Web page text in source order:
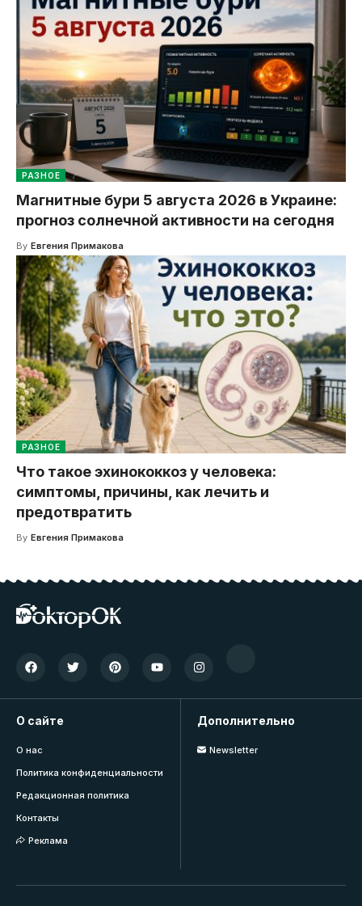
РАЗНОЕ
Магнитные бури 5 августа 2026 в Украине:
прогноз солнечной активности на сегодня
By Евгения Примакова
РАЗНОЕ
Что такое эхинококкоз у человека:
симптомы, причины, как лечить и
предотвратить
By Евгения Примакова
О сайте
О нас
Политика конфиденциальности
Редакционная политика
Контакты
Реклама
Дополнительно
Newsletter